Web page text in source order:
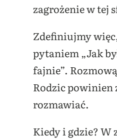
zagrożenie w tej
Zdefiniujmy
pytaniem „Jak
fajnie”.
Rodzic powinien
rozmawiać.
Kiedy i gdzie? W